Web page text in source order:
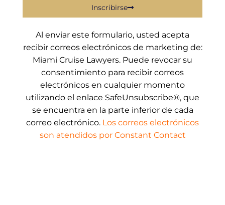
Inscribirse
Al enviar este formulario, usted acepta
recibir correos electrónicos de marketing de:
Miami Cruise Lawyers. Puede revocar su
consentimiento para recibir correos
electrónicos en cualquier momento
utilizando el enlace SafeUnsubscribe®, que
se encuentra en la parte inferior de cada
correo electrónico. Los correos electrónicos
son atendidos por Constant Contact